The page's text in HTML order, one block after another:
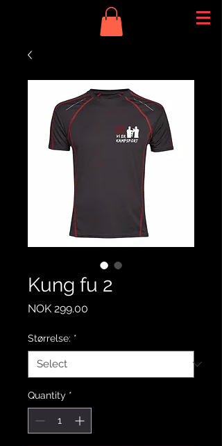
Kung fu 2
NOK 299.00
Størrelse: *
Quantity *